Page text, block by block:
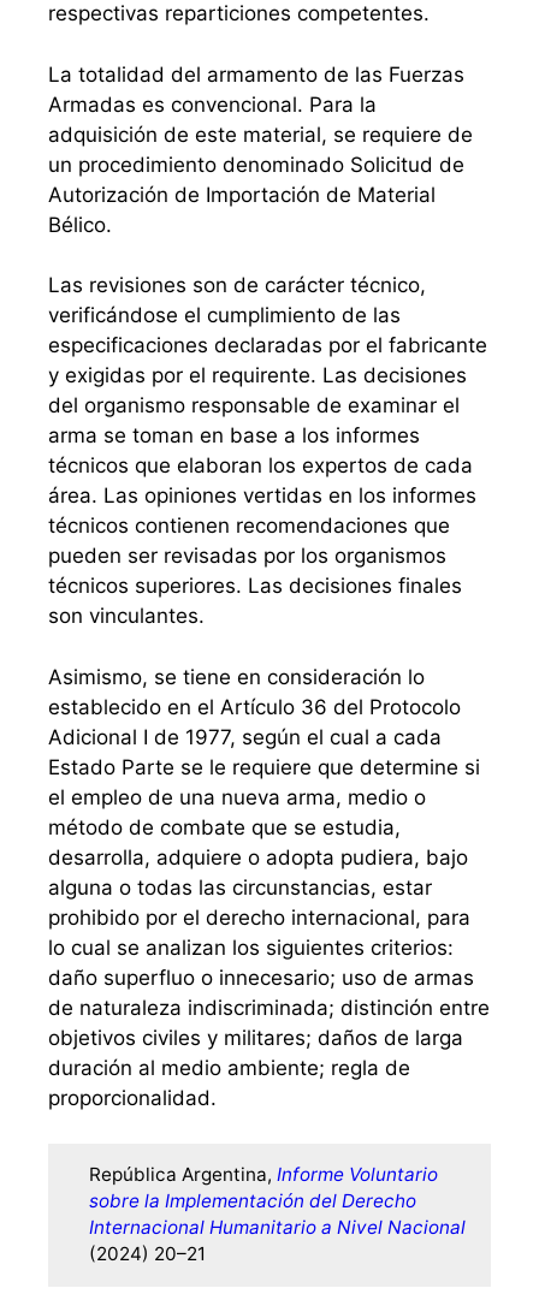
respectivas reparticiones competentes.
La totalidad del armamento de las Fuerzas
Armadas es convencional. Para la
adquisición de este material, se requiere de
un procedimiento denominado Solicitud de
Autorización de Importación de Material
Bélico.
Las revisiones son de carácter técnico,
verificándose el cumplimiento de las
especificaciones declaradas por el fabricante
y exigidas por el requirente. Las decisiones
del organismo responsable de examinar el
arma se toman en base a los informes
técnicos que elaboran los expertos de cada
área. Las opiniones vertidas en los informes
técnicos contienen recomendaciones que
pueden ser revisadas por los organismos
técnicos superiores. Las decisiones finales
son vinculantes.
Asimismo, se tiene en consideración lo
establecido en el Artículo 36 del Protocolo
Adicional I de 1977, según el cual a cada
Estado Parte se le requiere que determine si
el empleo de una nueva arma, medio o
método de combate que se estudia,
desarrolla, adquiere o adopta pudiera, bajo
alguna o todas las circunstancias, estar
prohibido por el derecho internacional, para
lo cual se analizan los siguientes criterios:
daño superfluo o innecesario; uso de armas
de naturaleza indiscriminada; distinción entre
objetivos civiles y militares; daños de larga
duración al medio ambiente; regla de
proporcionalidad.
República Argentina, Informe Voluntario
sobre la Implementación del Derecho
Internacional Humanitario a Nivel Nacional
(2024) 20–21